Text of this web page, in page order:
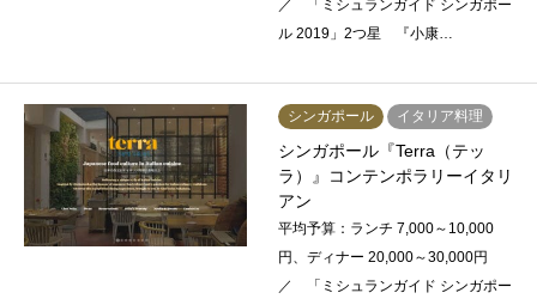
／ 「ミシュランガイド シンガポー
ル 2019」2つ星 『小康…
シンガポール イタリア料理
シンガポール『Terra（テッ
ラ）』コンテンポラリーイタリ
アン
平均予算：ランチ 7,000～10,000
円、ディナー 20,000～30,000円
／ 「ミシュランガイド シンガポー